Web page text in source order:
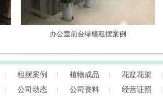
办公室前台绿植租摆案例
租摆案例 植物成品 花盆花架
公司动态 公司资料 经营证照